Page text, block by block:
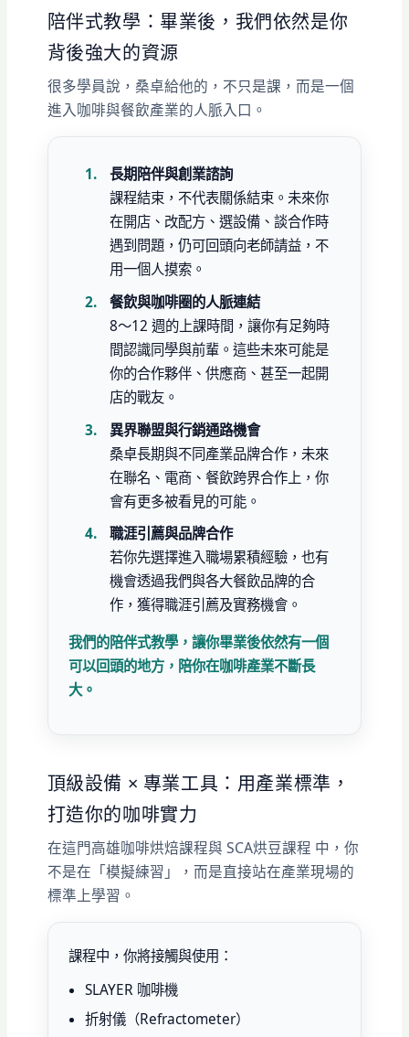
陪伴式教學：畢業後，我們依然是你
背後強大的資源
很多學員說，桑卓給他的，不只是課，而是一個
進入咖啡與餐飲產業的人脈入口。
長期陪伴與創業諮詢
課程結束，不代表關係結束。未來你
在開店、改配方、選設備、談合作時
遇到問題，仍可回頭向老師請益，不
用一個人摸索。
餐飲與咖啡圈的人脈連結
8～12 週的上課時間，讓你有足夠時
間認識同學與前輩。這些未來可能是
你的合作夥伴、供應商、甚至一起開
店的戰友。
異界聯盟與行銷通路機會
桑卓長期與不同產業品牌合作，未來
在聯名、電商、餐飲跨界合作上，你
會有更多被看見的可能。
職涯引薦與品牌合作
若你先選擇進入職場累積經驗，也有
機會透過我們與各大餐飲品牌的合
作，獲得職涯引薦及實務機會。
我們的陪伴式教學，讓你畢業後依然有一個
可以回頭的地方，陪你在咖啡產業不斷長
大。
頂級設備 × 專業工具：用產業標準，
打造你的咖啡實力
在這門高雄咖啡烘焙課程與 SCA烘豆課程 中，你
不是在「模擬練習」，而是直接站在產業現場的
標準上學習。
課程中，你將接觸與使用：
SLAYER 咖啡機
折射儀（Refractometer）